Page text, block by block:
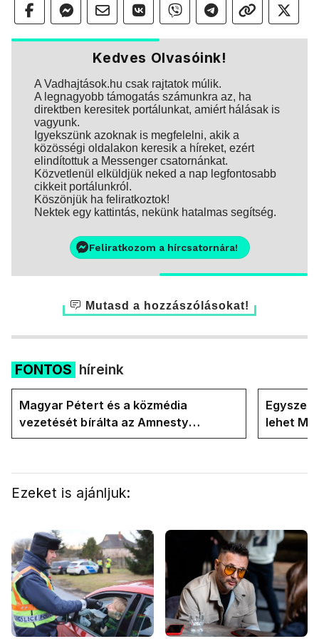
Kedves Olvasóink!
A Vadhajtások.hu csak rajtatok múlik.
A legnagyobb támogatás számunkra az, ha
direktben keresitek portálunkat, amiért hálásak is
vagyunk.
Igyekszünk azoknak is megfelelni, akik a
közösségi oldalakon keresik a híreket, ezért
elindítottuk a Messenger csatornánkat.
Közvetlenül elküldjük neked a nap legfontosabb
cikkeit portálunkról.
Köszönjük ha feliratkoztok!
Nektek egy kattintás, nekünk hatalmas segítség.
Feliratkozom a hírcsatornára!
Mutasd a hozzászólásokat!
FONTOS híreink
Magyar Pétert és a közmédia
vezetését bírálta az Amnesty
International a Klubrádióban
lehet
Ezeket is ajánljuk: